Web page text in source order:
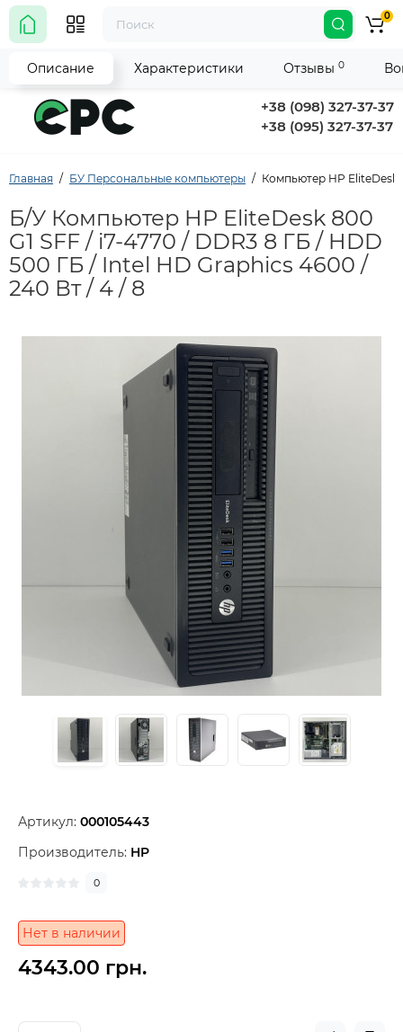
+38 (098) 327-37-37
+38 (095) 327-37-37
0
Главная БУ Персональные компьютеры Компьютер HP EliteDesk
Б/У Компьютер HP EliteDesk 800
G1 SFF / i7-4770 / DDR3 8 ГБ / HDD
500 ГБ / Intel HD Graphics 4600 /
240 Вт / 4 / 8
Артикул: 000105443
Производитель: HP
0
Нет в наличии
4343.00 грн.
Описание Характеристики Отзывы 0